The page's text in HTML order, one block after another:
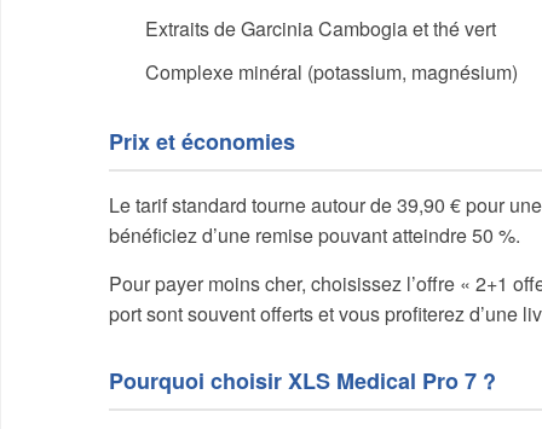
Extraits de Garcinia Cambogia et thé vert
Complexe minéral (potassium, magnésium)
Prix et économies
Le tarif standard tourne autour de 39,90 € pour
bénéficiez d’une remise pouvant atteindre 50 %.
Pour payer moins cher, choisissez l’offre « 2+1
port sont souvent offerts et vous profiterez d’une
Pourquoi choisir XLS Medical Pro 7 ?